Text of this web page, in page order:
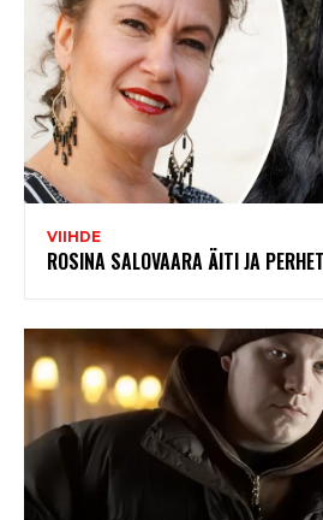
VIIHDE
ROSINA SALOVAARA ÄITI JA